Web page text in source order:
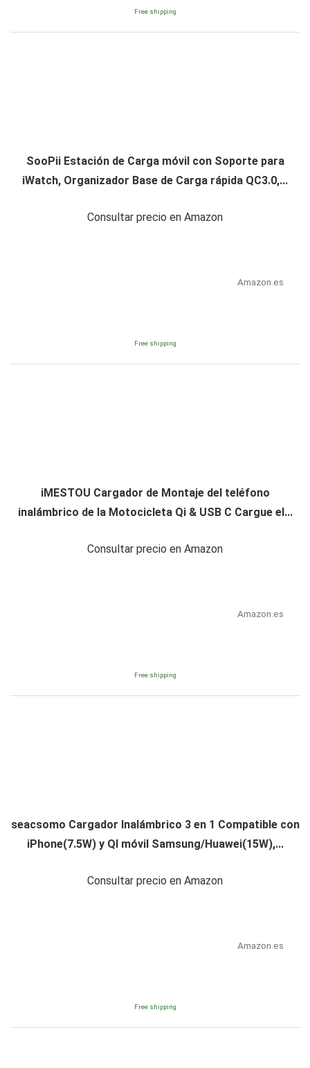
Free shipping
SooPii Estación de Carga móvil con Soporte para
iWatch, Organizador Base de Carga rápida QC3.0,...
Consultar precio en Amazon
Amazon.es
Free shipping
iMESTOU Cargador de Montaje del teléfono
inalámbrico de la Motocicleta Qi & USB C Cargue el...
Consultar precio en Amazon
Amazon.es
Free shipping
seacsomo Cargador Inalámbrico 3 en 1 Compatible con
iPhone(7.5W) y QI móvil Samsung/Huawei(15W),...
Consultar precio en Amazon
Amazon.es
Free shipping